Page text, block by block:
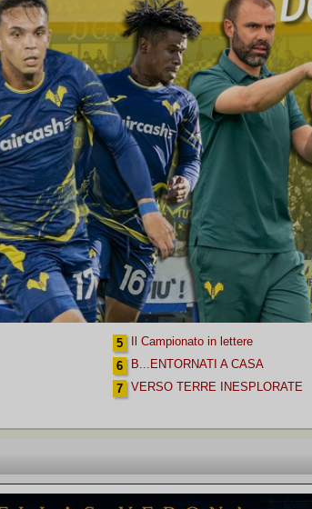
5
Il Campionato in lettere
6
B...ENTORNATI A CASA
7 VERSO TERRE INESPLORATE